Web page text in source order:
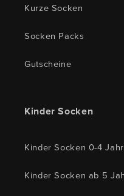
Kurze Socken
Socken Packs
Gutscheine
Kinder Socken
Kinder Socken 0-4
Kinder Socken ab 5